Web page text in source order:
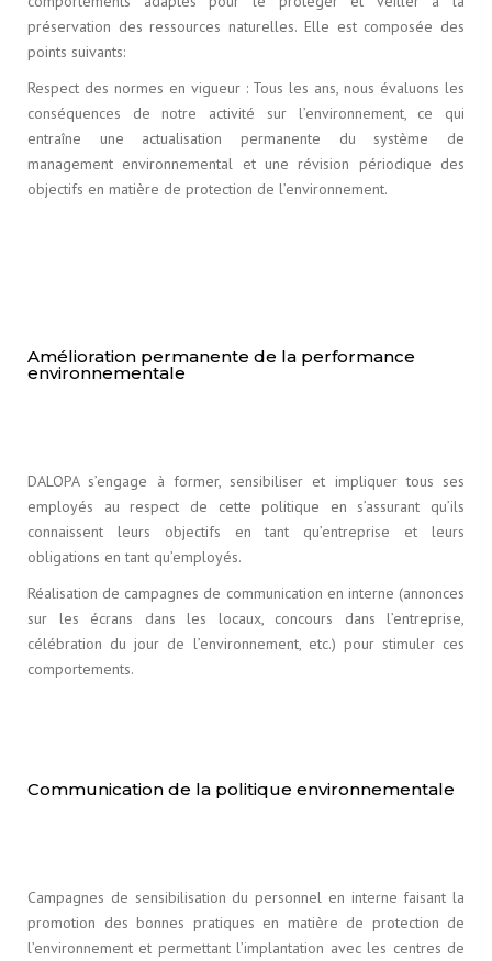
préservation des ressources naturelles. Elle est composée des
points suivants:
Respect des normes en vigueur : Tous les ans, nous évaluons les
conséquences de notre activité sur l’environnement, ce qui
entraîne une actualisation permanente du système de
management environnemental et une révision périodique des
objectifs en matière de protection de l’environnement.
Amélioration permanente de la performance
environnementale
DALOPA s’engage à former, sensibiliser et impliquer tous ses
employés au respect de cette politique en s’assurant qu’ils
connaissent leurs objectifs en tant qu’entreprise et leurs
obligations en tant qu’employés.
Réalisation de campagnes de communication en interne (annonces
sur les écrans dans les locaux, concours dans l’entreprise,
célébration du jour de l’environnement, etc.) pour stimuler ces
comportements.
Communication de la politique environnementale
Campagnes de sensibilisation du personnel en interne faisant la
promotion des bonnes pratiques en matière de protection de
l’environnement et permettant l’implantation avec les centres de